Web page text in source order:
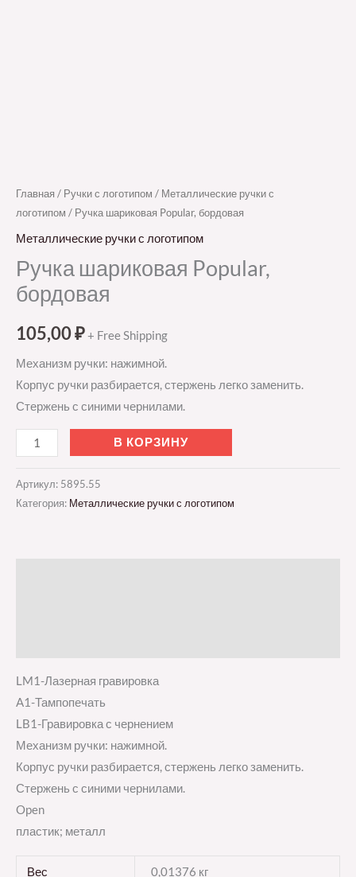
Главная / Ручки с логотипом / Металлические ручки с
логотипом / Ручка шариковая Popular, бордовая
Металлические ручки с логотипом
Ручка шариковая Popular,
бордовая
105,00₽+ Free Shipping
Механизм ручки: нажимной.
Корпус ручки разбирается, стержень легко заменить.
Стержень с синими чернилами.
В КОРЗИНУ
Артикул: 5895.55
Категория: Металлические ручки с логотипом
LM1-Лазерная гравировка
A1-Тампопечать
LB1-Гравировка с чернением
Механизм ручки: нажимной.
Корпус ручки разбирается, стержень легко заменить.
Стержень с синими чернилами.
Open
пластик; металл
Вес 0,01376 кг